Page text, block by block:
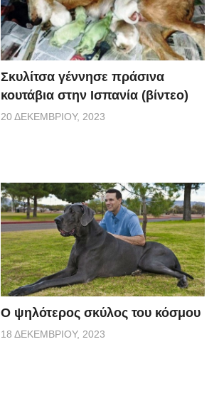
Σκυλίτσα γέννησε πράσινα
κουτάβια στην Ισπανία (βίντεο)
20 ΔΕΚΕΜΒΡΊΟΥ, 2023
Ο ψηλότερος σκύλος του κόσμου
18 ΔΕΚΕΜΒΡΊΟΥ, 2023